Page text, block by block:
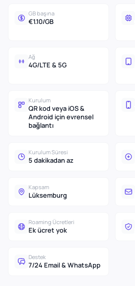
GB başına
€1.10/GB
Ağ
4G/LTE & 5G
Kurulum
QR kod veya iOS &
Android için evrensel
bağlantı
Kurulum Süresi
5 dakikadan az
Kapsam
Lüksemburg
Roaming Ücretleri
Ek ücret yok
Destek
7/24 Email & WhatsApp